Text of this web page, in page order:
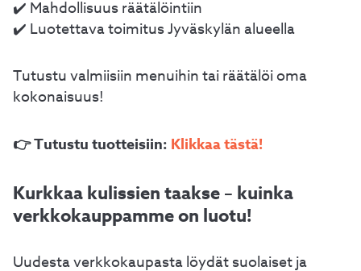
✔️ Mahdollisuus räätälöintiin
✔️ Luotettava toimitus Jyväskylän alueella
Tutustu valmiisiin menuihin tai räätälöi oma
kokonaisuus!
👉 Tutustu tuotteisiin: Klikkaa tästä!
Kurkkaa kulissien taakse – kuinka
verkkokauppamme on luotu!
Uudesta verkkokaupasta löydät suolaiset ja